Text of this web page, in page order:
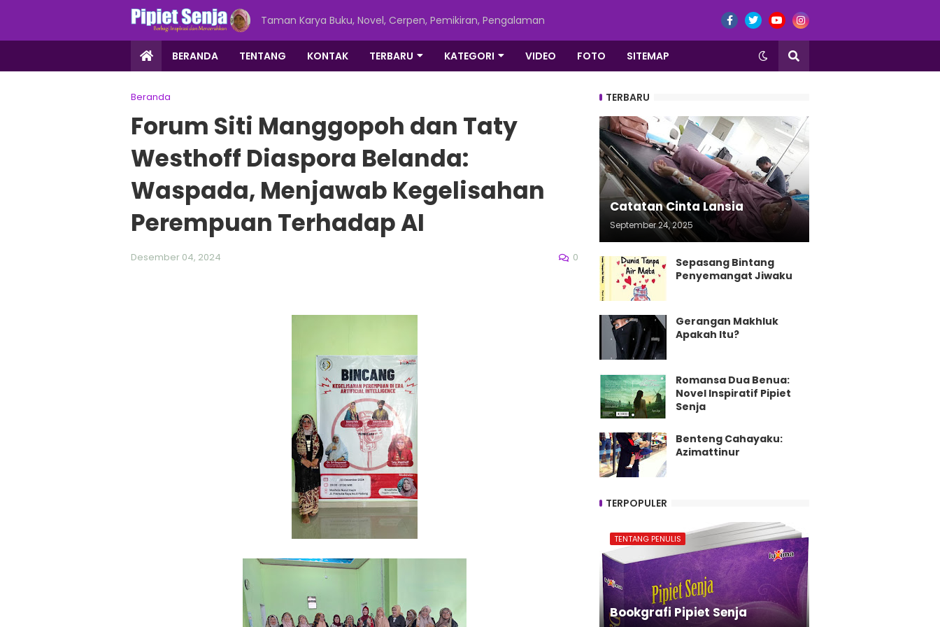
Taman Karya Buku, Novel, Cerpen, Pemikiran, Pengalaman
BERANDA TENTANG KONTAK TERBARU KATEGORI VIDEO FOTO SITEMAP
Beranda
Forum Siti Manggopoh dan Taty
Westhoff Diaspora Belanda:
Waspada, Menjawab Kegelisahan
Perempuan Terhadap AI
Desember 04, 2024 0
TERBARU
Catatan Cinta Lansia
September 24, 2025
Sepasang Bintang
Penyemangat Jiwaku
Gerangan Makhluk
Apakah Itu?
Romansa Dua Benua:
Novel Inspiratif Pipiet
Senja
Benteng Cahayaku:
Azimattinur
TERPOPULER
TENTANG PENULIS
Bookgrafi Pipiet Senja